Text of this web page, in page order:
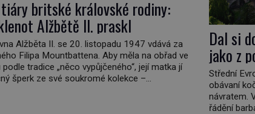
britské královské rodiny:
Alžbětě II. praskl
Alžběta II. se 20. listopadu 1947 vdává za
Filipa Mountbattena. Aby měla na obřad ve
tradice „něco vypůjčeného“, její matka jí
šperk ze své soukromé kolekce –
Dal si
jako z
Střední
obávaní
návratem.
řádění